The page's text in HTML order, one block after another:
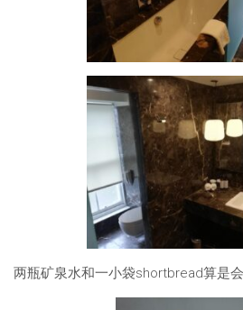
两瓶矿泉水和一小袋shortbread算是会